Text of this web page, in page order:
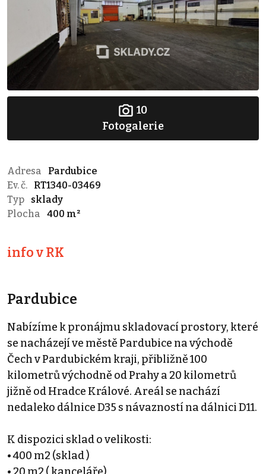
10
Fotogalerie
Adresa
Pardubice
Ev. č.
RT1340-03469
Typ
sklady
Plocha
400 m²
info v RK
Pardubice
Nabízíme k pronájmu skladovací prostory, které
se nacházejí ve městě Pardubice na východě
Čech v Pardubickém kraji, přibližně 100
kilometrů východně od Prahy a 20 kilometrů
jižně od Hradce Králové. Areál se nachází
nedaleko dálnice D35 s návazností na dálnici D11.
K dispozici sklad o velikosti:
• 400 m2 (sklad )